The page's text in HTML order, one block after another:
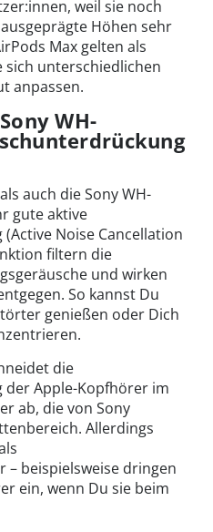
weil sie noch
Höhen sehr
Max gelten als
sich unterschiedlichen
anpassen.
WH-
auch die Sony WH-
gute aktive
Noise Cancellation
filtern die
und wirken
So kannst Du
genießen oder Dich
die
Apple-Kopfhörer im
ab, die von Sony
Allerdings
– beispielsweise dringen
ein, wenn Du sie beim